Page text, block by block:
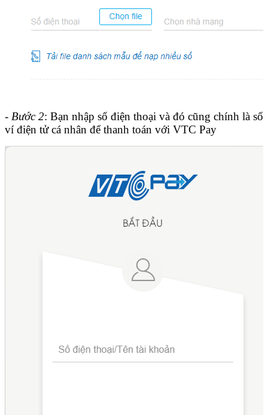
- Bước 2: Bạn nhập số điện thoại và đó cũng chính là số
ví điện tử cá nhân để thanh toán với VTC Pay